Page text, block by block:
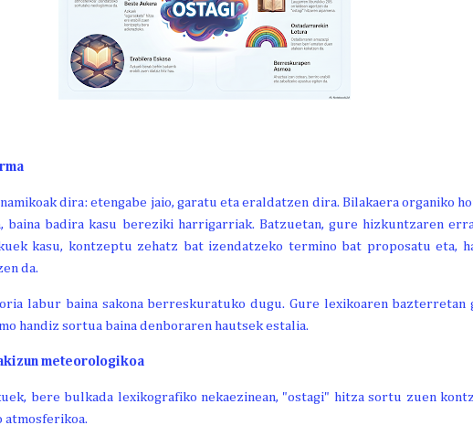
dira: etengabe jaio, garatu eta eraldatzen dira. Bilakaera organiko
baina badira kasu bereziki harrigarriak. Batzuetan, gure hizkuntzaren
kasu, kontzeptu zehatz bat izendatzeko termino bat proposatu eta,
da.
labur baina sakona berreskuratuko dugu. Gure lexikoaren
handiz sortua baina denboraren hautsek estalia.
meteorologikoa
bere bulkada lexikografiko nekaezinean, "ostagi" hitza sortu zuen
atmosferikoa.